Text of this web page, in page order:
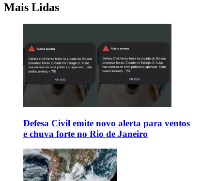
Mais Lidas
Defesa Civil emite novo alerta para ventos
e chuva forte no Rio de Janeiro